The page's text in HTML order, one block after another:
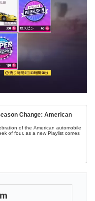
Change: American
of the American automobile
of four, as a new Playlist comes